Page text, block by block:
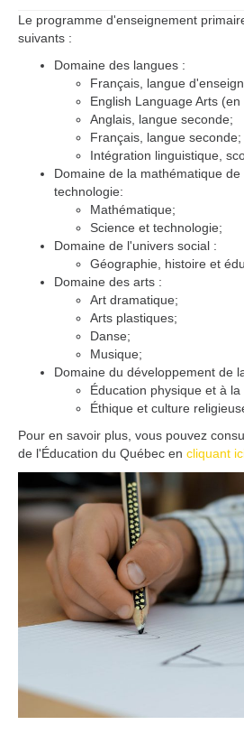
Le programme d'enseignement
suivants :
Domaine des langues :
Français, langue
English Language Arts
Anglais, langue seconde;
Français, langue seconde;
Intégration linguistique,
Domaine de la mathématique
technologie:
Mathématique;
Science et technologie;
Domaine de l'univers social :
Géographie, histoire et
Domaine des arts :
Art dramatique;
Arts plastiques;
Danse;
Musique;
Domaine du développement de
Éducation physique et à la
Éthique et culture
Pour en savoir plus, vous pouvez
de l'Éducation du Québec en cliquant